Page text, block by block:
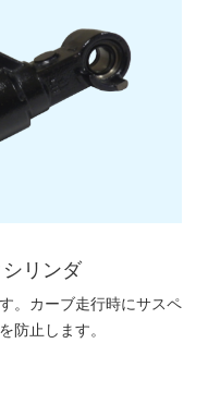
リンダ
。カーブ走行時にサスペ
防止します。